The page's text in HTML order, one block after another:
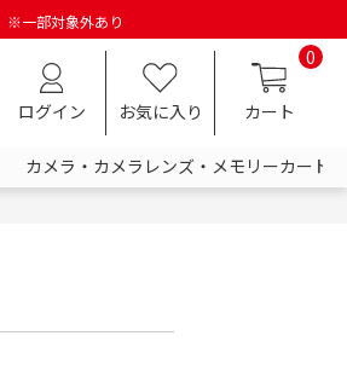
※一部対象外あり
ログイン お気に入り
0
カート
カメラ・カメラレンズ・メモリーカード